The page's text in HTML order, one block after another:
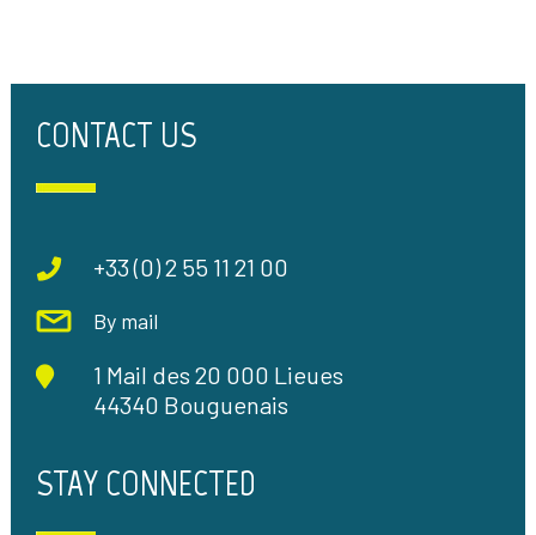
CONTACT US
+33 (0) 2 55 11 21 00
By mail
1 Mail des 20 000 Lieues
44340 Bouguenais
STAY CONNECTED